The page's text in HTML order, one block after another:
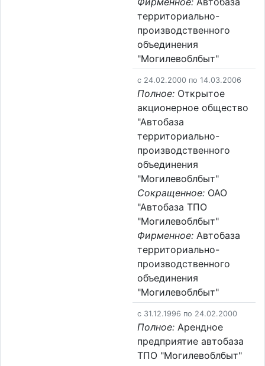
территориально-
производственного
объединения
"Могилевоблбыт"
c 24.02.2000 по 14.03.2006
Полное: Открытое
акционерное общество
"Автобаза
территориально-
производственного
объединения
"Могилевоблбыт"
Сокращенное: ОАО
"Автобаза ТПО
"Могилевоблбыт"
Фирменное: Автобаза
территориально-
производственного
объединения
"Могилевоблбыт"
c 31.12.1996 по 24.02.2000
Полное: Арендное
предприятие автобаза
ТПО "Могилевоблбыт"